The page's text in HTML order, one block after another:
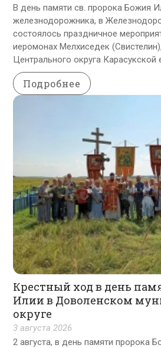
В день памяти св. пророка Божия
железнодорожника, в
состоялось праздничное
иеромонах Мелхиседек
Центрального округа Карасукской
Подробнее
Крестный ход в день
Илии в Доволенском
округе
3 августа 2026
2 августа, в день памяти пророка